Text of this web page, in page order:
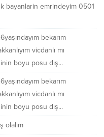
bayanlarin emrindeyim 0501
bekarım
vicdanlı mı
boyu posu dış...
bekarım
vicdanlı mı
boyu posu dış...
olalım